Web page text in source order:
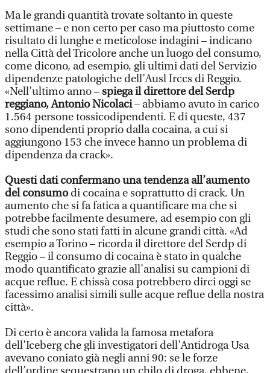
Ma le grandi quantità trovate soltanto in queste
settimane – e non certo per caso ma piuttosto come
risultato di lunghe e meticolose indagini – indicano
nella Città del Tricolore anche un luogo del consumo,
come dicono, ad esempio, gli ultimi dati del Servizio
dipendenze patologiche dell’Ausl Irccs di Reggio.
«Nell’ultimo anno –spiega il direttore del Serdp
reggiano, Antonio Nicolaci– abbiamo avuto in carico
1.564 persone tossicodipendenti. E di queste, 437
sono dipendenti proprio dalla cocaina, a cui si
aggiungono 153 che invece hanno un problema di
dipendenza da crack».
Questi dati confermano una tendenza all’aumento
del consumodi cocaina e soprattutto di crack. Un
aumento che si fa fatica a quantificare ma che si
potrebbe facilmente desumere, ad esempio con gli
studi che sono stati fatti in alcune grandi città. «Ad
esempio a Torino – ricorda il direttore del Serdp di
Reggio – il consumo di cocaina è stato in qualche
modo quantificato grazie all’analisi su campioni di
acque reflue. E chissà cosa potrebbero dirci oggi se
facessimo analisi simili sulle acque reflue della nostra
città».
Di certo è ancora valida la famosa metafora
dell’Iceberg che gli investigatori dell’Antidroga Usa
avevano coniato già negli anni 90: se le forze